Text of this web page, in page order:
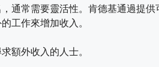
通常需要靈活性。肯德基通過提
工作來增加收入。
額外收入的人士。